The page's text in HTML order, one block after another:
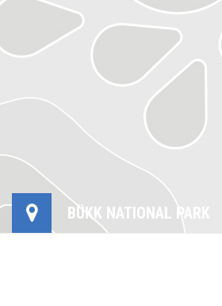
BÜKK NATIONAL PARK